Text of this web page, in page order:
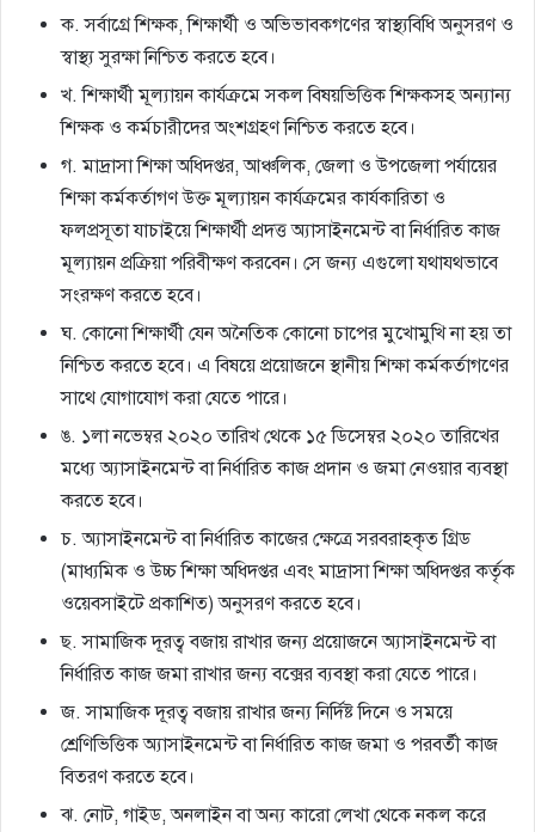
ক. সর্বাগ্রে শিক্ষক, শিক্ষার্থী ও অভিভাবকগণের স্বাস্থ্যবিধি অনুসরণ ও
স্বাস্থ্য সুরক্ষা নিশ্চিত করতে হবে।
খ. শিক্ষার্থী মূল্যায়ন কার্যক্রমে সকল বিষয়ভিত্তিক শিক্ষকসহ অন্যান্য
শিক্ষক ও কর্মচারীদের অংশগ্রহণ নিশ্চিত করতে হবে।
গ. মাদ্রাসা শিক্ষা অধিদপ্তর, আঞ্চলিক, জেলা ও উপজেলা পর্যায়ের
শিক্ষা কর্মকর্তাগণ উক্ত মূল্যায়ন কার্যক্রমের কার্যকারিতা ও
ফলপ্রসূতা যাচাইয়ে শিক্ষার্থী প্রদত্ত অ্যাসাইনমেন্ট বা নির্ধারিত কাজ
মূল্যায়ন প্রক্রিয়া পরিবীক্ষণ করবেন। সে জন্য এগুলাে যথাযথভাবে
সংরক্ষণ করতে হবে।
ঘ. কোনাে শিক্ষার্থী যেন অনৈতিক কোনাে চাপের মুখােমুখি না হয় তা
নিশ্চিত করতে হবে। এ বিষয়ে প্রয়ােজনে স্থানীয় শিক্ষা কর্মকর্তাগণের
সাথে যােগাযােগ করা যেতে পারে।
ঙ. ১লা নভেম্বর ২০২০ তারিখ থেকে ১৫ ডিসেম্বর ২০২০ তারিখের
মধ্যে অ্যাসাইনমেন্ট বা নির্ধারিত কাজ প্রদান ও জমা নেওয়ার ব্যবস্থা
করতে হবে।
চ. অ্যাসাইনমেন্ট বা নির্ধারিত কাজের ক্ষেত্রে সরবরাহকৃত গ্রিড
(মাধ্যমিক ও উচ্চ শিক্ষা অধিদপ্তর এবং মাদ্রাসা শিক্ষা অধিদপ্তর কর্তৃক
ওয়েবসাইটে প্রকাশিত) অনুসরণ করতে হবে।
ছ. সামাজিক দূরত্ব বজায় রাখার জন্য প্রয়ােজনে অ্যাসাইনমেন্ট বা
নির্ধারিত কাজ জমা রাখার জন্য বক্সের ব্যবস্থা করা যেতে পারে।
জ. সামাজিক দূরত্ব বজায় রাখার জন্য নির্দিষ্ট দিনে ও সময়ে
শ্রেণিভিত্তিক অ্যাসাইনমেন্ট বা নির্ধারিত কাজ জমা ও পরবর্তী কাজ
বিতরণ করতে হবে।
ঝ. নােট, গাইড, অনলাইন বা অন্য কারাে লেখা থেকে নকল করে